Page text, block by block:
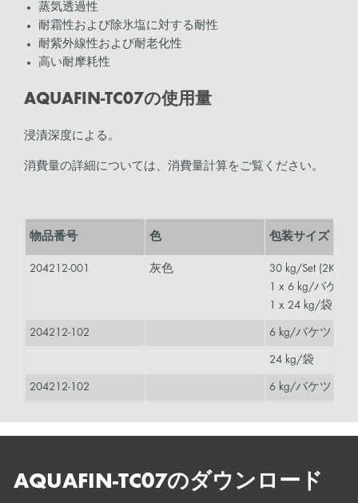
蒸気透過性
耐霜性および除氷塩に対する耐性
耐紫外線性および耐老化性
高い耐摩耗性
AQUAFIN-TC07の使用量
浸漬深度による。
消費量の詳細については、消費量計算をご覧ください。
物品番号 色 包装サイズ
204212-001 灰色
30 kg/Set (2K)
1 x 6 kg/バケツ
1 x 24 kg/袋
204212-102 6 kg/バケツ
24 kg/袋
204212-102 6 kg/バケツ
AQUAFIN-TC07のダウンロード